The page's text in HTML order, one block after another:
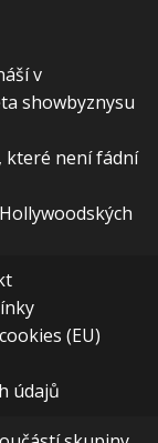
v
showbyznysu
které není fádní
(EU)
údajů